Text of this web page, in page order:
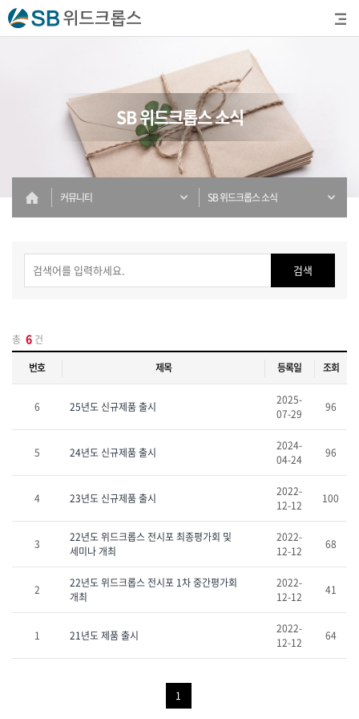
SB 위드크롭스 소식
커뮤니티 SB 위드크롭스 소식
검색
총 6 건
번호
제목 등록일 조회
6 25년도 신규제품 출시
2025-
07-29
96
5 24년도 신규제품 출시
2024-
04-24
96
4 23년도 신규제품 출시
2022-
12-12
100
3
22년도 위드크롭스 전시포 최종평가회 및
세미나 개최
2022-
12-12
68
2
22년도 위드크롭스 전시포 1차 중간평가회
개최
2022-
12-12
41
1 21년도 제품 출시
2022-
12-12
64
1